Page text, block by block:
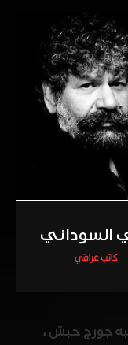
السوداني
كاتب عراقي
جورج حبش ،